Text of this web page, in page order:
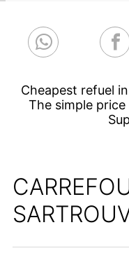
Cheapest refuel
The simple